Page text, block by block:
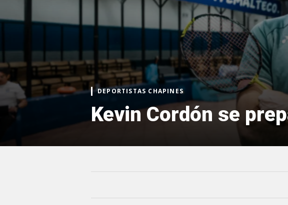
DEPORTISTAS CHAPINES
Kevin Cordón se